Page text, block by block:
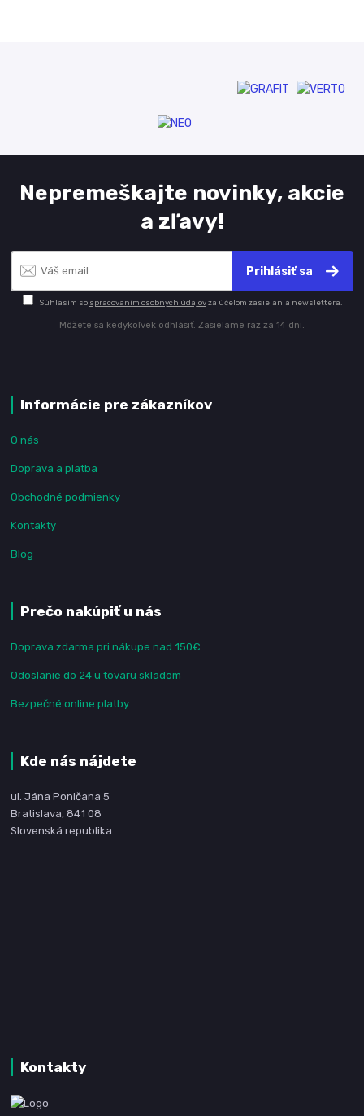
Nepremeškajte novinky, akcie
a zľavy!
Prihlásiť sa
Súhlasím so spracovaním osobných údajovza účelom zasielania newslettera.
Môžete sa kedykoľvek odhlásiť. Zasielame raz za 14 dní.
Informácie pre zákazníkov
O nás
Doprava a platba
Obchodné podmienky
Kontakty
Blog
Prečo nakúpiť u nás
Doprava zdarma pri nákupe nad 150€
Odoslanie do 24 u tovaru skladom
Bezpečné online platby
Kde nás nájdete
ul. Jána Poničana 5
Bratislava, 841 08
Slovenská republika
Kontakty